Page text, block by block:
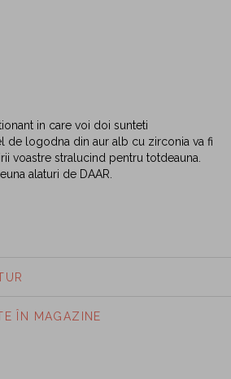
in care voi doi sunteti
de logodna din aur alb cu zirconia va fi
voastre stralucind pentru totdeauna.
alaturi de DAAR.
ÎN MAGAZINE